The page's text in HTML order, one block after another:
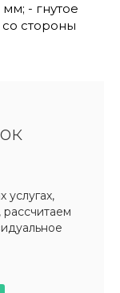
- гнутое
стороны
рассчитаем